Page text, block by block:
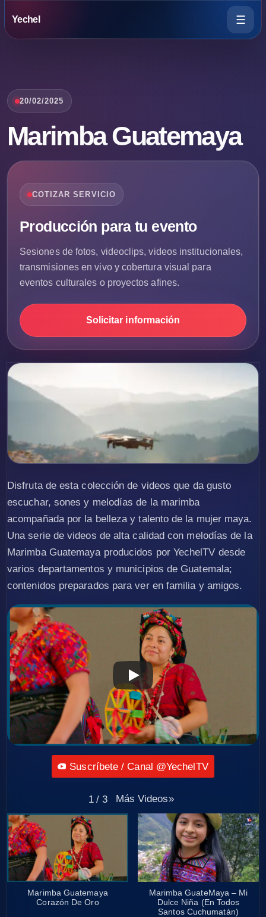
Yechel ☰
20/02/2025
Marimba Guatemaya
COTIZAR SERVICIO
Producción para tu evento
Sesiones de fotos, videoclips, videos institucionales,
transmisiones en vivo y cobertura visual para
eventos culturales o proyectos afines.
Solicitar información
Disfruta de esta colección de videos que da gusto
escuchar, sones y melodías de la marimba
acompañada por la belleza y talento de la mujer maya.
Una serie de videos de alta calidad con melodías de la
Marimba Guatemaya producidos por YechelTV desde
varios departamentos y municipios de Guatemala;
contenidos preparados para ver en familia y amigos.
Suscríbete / Canal @YechelTV
1 / 3 Más Videos»
Marimba Guatemaya
Corazón De Oro
Marimba GuateMaya – Mi
Dulce Niña (En Todos
Santos Cuchumatán)